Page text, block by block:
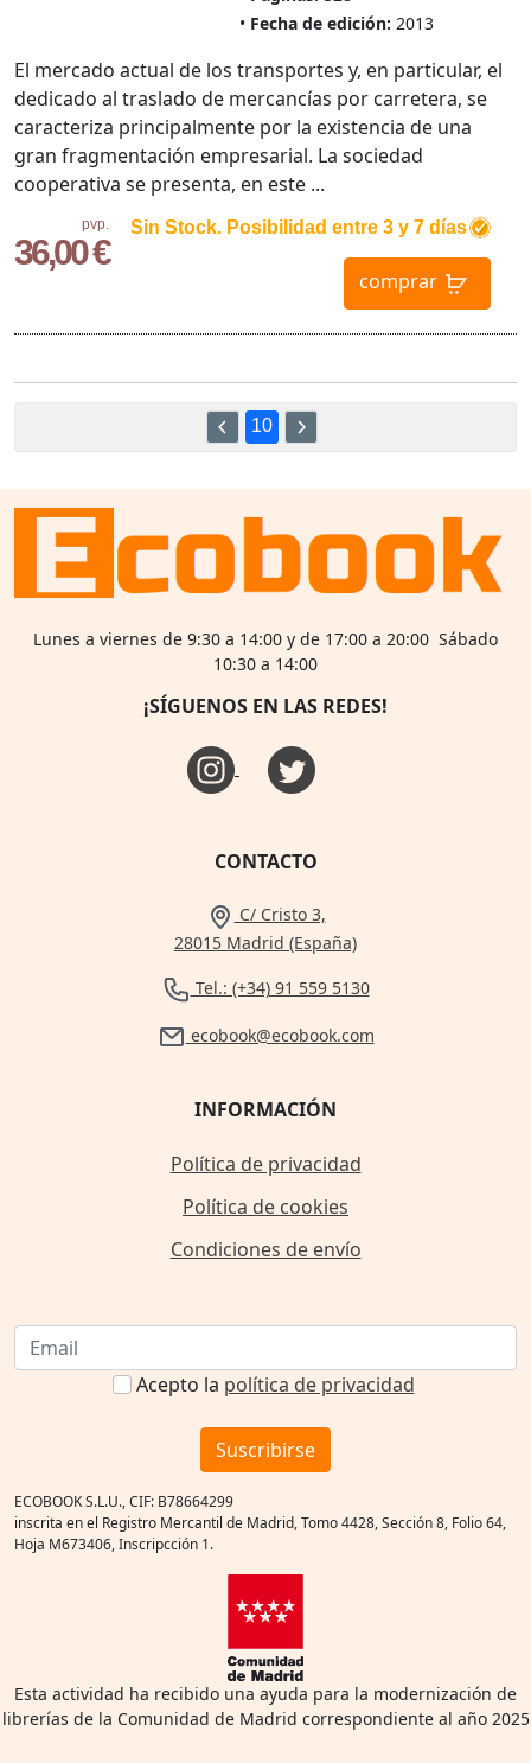
Fecha de edición: 2013
pvp.
36,00 €
Sin Stock. Posibilidad entre 3 y 7 días
comprar
El mercado actual de los transportes y, en particular, el
dedicado al traslado de mercancías por carretera, se
caracteriza principalmente por la existencia de una
gran fragmentación empresarial. La sociedad
cooperativa se presenta, en este ...
10
Lunes a viernes de 9:30 a 14:00 y de 17:00 a 20:00 Sábado
10:30 a 14:00
¡SÍGUENOS EN LAS REDES!
CONTACTO
C/ Cristo 3,
28015 Madrid (España)
Tel.: (+34) 91 559 5130
ecobook@ecobook.com
INFORMACIÓN
Política de privacidad
Política de cookies
Condiciones de envío
Acepto la política de privacidad
Suscribirse
ECOBOOK S.L.U., CIF: B78664299
inscrita en el Registro Mercantil de Madrid, Tomo 4428, Sección 8, Folio 64,
Hoja M673406, Inscripcción 1.
Esta actividad ha recibido una ayuda para la modernización de
librerías de la Comunidad de Madrid correspondiente al año 2025